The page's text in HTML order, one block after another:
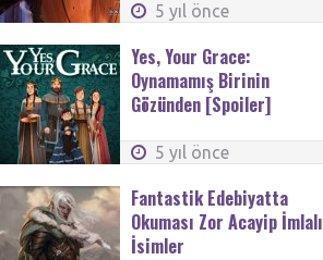
5 yıl önce
Yes, Your Grace:
Oynamamış Birinin
Gözünden [Spoiler]
5 yıl önce
Fantastik Edebiyatta
Okuması Zor Acayip İmlalı
İsimler